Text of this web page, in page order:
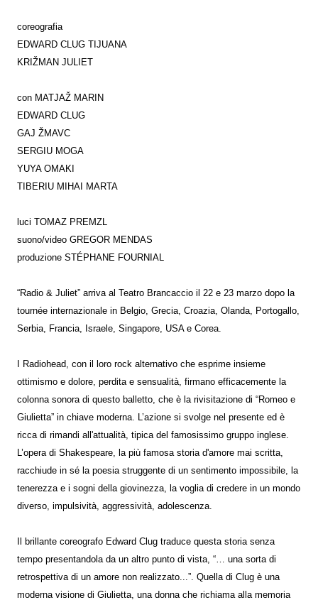
coreografia
EDWARD CLUG TIJUANA
KRIŽMAN JULIET
con MATJAŽ MARIN
EDWARD CLUG
GAJ ŽMAVC
SERGIU MOGA
YUYA OMAKI
TIBERIU MIHAI MARTA
luci TOMAZ PREMZL
suono/video GREGOR MENDAS
produzione STÉPHANE FOURNIAL
“Radio & Juliet” arriva al Teatro Brancaccio il 22 e 23 marzo dopo la
tournée internazionale in Belgio, Grecia, Croazia, Olanda, Portogallo,
Serbia, Francia, Israele, Singapore, USA e Corea.
I Radiohead, con il loro rock alternativo che esprime insieme
ottimismo e dolore, perdita e sensualità, firmano efficacemente la
colonna sonora di questo balletto, che è la rivisitazione di “Romeo e
Giulietta” in chiave moderna. L’azione si svolge nel presente ed è
ricca di rimandi all'attualità, tipica del famosissimo gruppo inglese.
L’opera di Shakespeare, la più famosa storia d'amore mai scritta,
racchiude in sé la poesia struggente di un sentimento impossibile, la
tenerezza e i sogni della giovinezza, la voglia di credere in un mondo
diverso, impulsività, aggressività, adolescenza.
Il brillante coreografo Edward Clug traduce questa storia senza
tempo presentandola da un altro punto di vista, “… una sorta di
retrospettiva di un amore non realizzato...”. Quella di Clug è una
moderna visione di Giulietta, una donna che richiama alla memoria